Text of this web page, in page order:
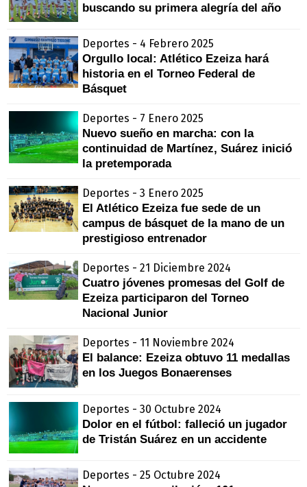
buscando su primera alegría del año
Deportes - 4 Febrero 2025
Orgullo local: Atlético Ezeiza hará
historia en el Torneo Federal de
Básquet
Deportes - 7 Enero 2025
Nuevo sueño en marcha: con la
continuidad de Martínez, Suárez inició
la pretemporada
Deportes - 3 Enero 2025
El Atlético Ezeiza fue sede de un
campus de básquet de la mano de un
prestigioso entrenador
Deportes - 21 Diciembre 2024
Cuatro jóvenes promesas del Golf de
Ezeiza participaron del Torneo
Nacional Junior
Deportes - 11 Noviembre 2024
El balance: Ezeiza obtuvo 11 medallas
en los Juegos Bonaerenses
Deportes - 30 Octubre 2024
Dolor en el fútbol: falleció un jugador
de Tristán Suárez en un accidente
Deportes - 25 Octubre 2024